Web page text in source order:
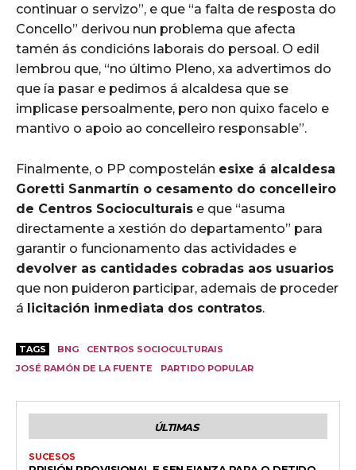
continuar o servizo”, e que “a falta de resposta do
Concello” derivou nun problema que afecta
tamén ás condicións laborais do persoal. O edil
lembrou que, “no último Pleno, xa advertimos do
que ía pasar e pedimos á alcaldesa que se
implicase persoalmente, pero non quixo facelo e
mantivo o apoio ao concelleiro responsable”.
Finalmente, o PP compostelán esixe á alcaldesa
Goretti Sanmartín o cesamento do concelleiro
de Centros Socioculturais e que “asuma
directamente a xestión do departamento” para
garantir o funcionamento das actividades e
devolver as cantidades cobradas aos usuarios
que non puideron participar, ademais de proceder
á licitación inmediata dos contratos.
TAGS BNG
CENTROS SOCIOCULTURAIS
JOSÉ RAMÓN DE LA FUENTE
PARTIDO POPULAR
ÚLTIMAS
SUCESOS